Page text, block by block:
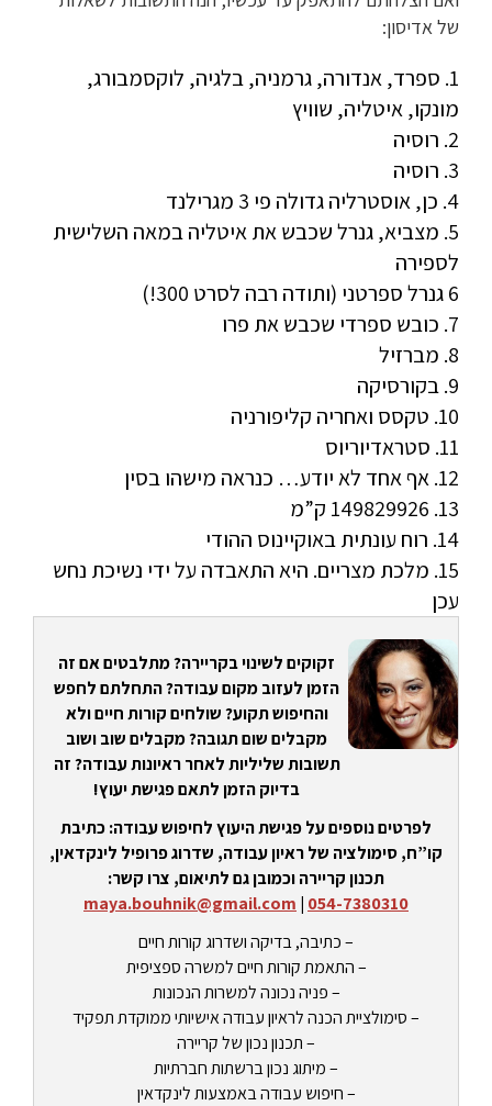
של אדיסון:
1. ספרד, אנדורה, גרמניה, בלגיה, לוקסמבורג,
מונקו, איטליה, שוויץ
2. רוסיה
3. רוסיה
4. כן, אוסטרליה גדולה פי 3 מגרילנד
5. מצביא, גנרל שכבש את איטליה במאה השלישית
לספירה
6 גנרל ספרטני (ותודה רבה לסרט 300!)
7. כובש ספרדי שכבש את פרו
8. מברזיל
9. בקורסיקה
10. טקסס ואחריה קליפורניה
11. סטראדיוריוס
12. אף אחד לא יודע… כנראה מישהו בסין
13. 149829926 ק”מ
14. רוח עונתית באוקיינוס ההודי
15. מלכת מצריים. היא התאבדה על ידי נשיכת נחש
עכן
זקוקים לשינוי בקריירה? מתלבטים אם זה
הזמן לעזוב מקום עבודה? התחלתם לחפש
והחיפוש תקוע? שולחים קורות חיים ולא
מקבלים שום תגובה? מקבלים שוב ושוב
תשובות שליליות לאחר ראיונות עבודה? זה
בדיוק הזמן לתאם פגישת יעוץ!
לפרטים נוספים על פגישת היעוץ לחיפוש עבודה: כתיבת
קו”ח, סימולציה של ראיון עבודה, שדרוג פרופיל לינקדאין,
תכנון קריירה וכמובן גם לתיאום, צרו קשר:
054-7380310
|
maya.bouhnik@gmail.com
– כתיבה, בדיקה ושדרוג קורות חיים
– התאמת קורות חיים למשרה ספציפית
– פניה נכונה למשרות הנכונות
– סימולציית הכנה לראיון עבודה אישיותי ממוקדת תפקיד
– תכנון נכון של קריירה
– מיתוג נכון ברשתות חברתיות
– חיפוש עבודה באמצעות לינקדאין